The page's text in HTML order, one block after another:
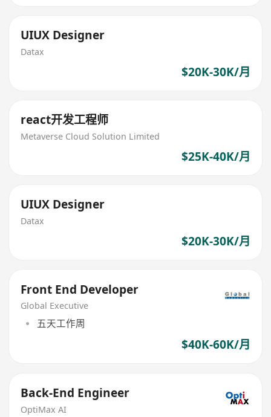
UIUX Designer
Datax
$20K-30K/月
react开发工程师
Metaverse Cloud Solution Limited
$25K-40K/月
UIUX Designer
Datax
$20K-30K/月
Front End Developer
Global Executive
五天工作周
$40K-60K/月
Back-End Engineer
OptiMax AI